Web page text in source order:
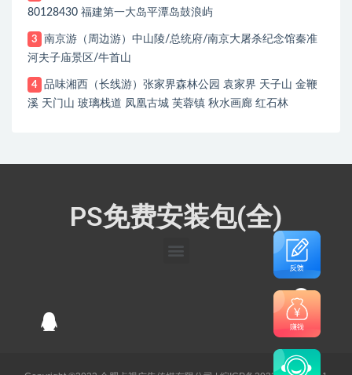
80128430 福建第一大岛平潭岛鼓浪屿
3
南京游（周边游）中山陵/总统府/南京大屠杀纪念馆秦准
河夫子庙景区/牛首山
4
品味湘西（长线游）张家界森林公园 袁家界 天子山 金鞭
溪 天门山 玻璃栈道 凤凰古城 芙蓉镇 秋水画廊 红石林
PS免费安装包(全)